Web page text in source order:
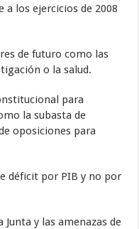
los ejercicios de 2008
de futuro como las
o la salud.
para
la subasta de
oposiciones para
por PIB y no por
y las amenazas de